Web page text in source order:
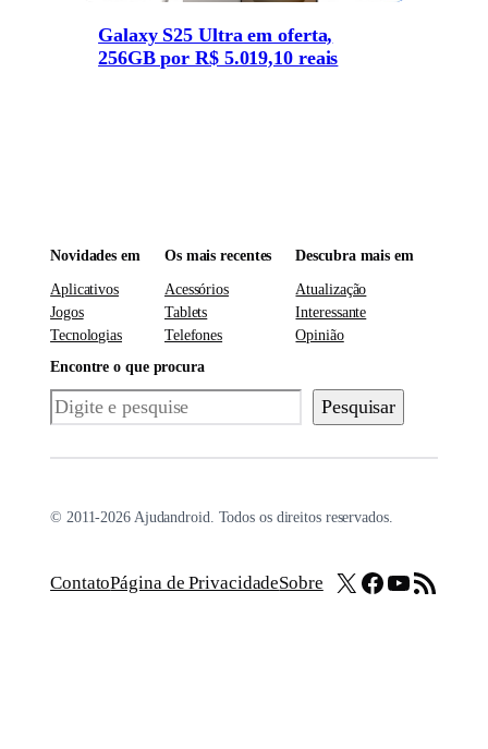
Galaxy S25 Ultra em oferta,
256GB por R$ 5.019,10 reais
Novidades em
Aplicativos
Jogos
Tecnologias
Os mais recentes
Acessórios
Tablets
Telefones
Descubra mais em
Atualização
Interessante
Opinião
Encontre o que procura
Pesquisar Pesquisar
© 2011-2026 Ajudandroid. Todos os direitos reservados.
ContatoPágina de PrivacidadeSobre X Facebook
Youtube
Feed RSS